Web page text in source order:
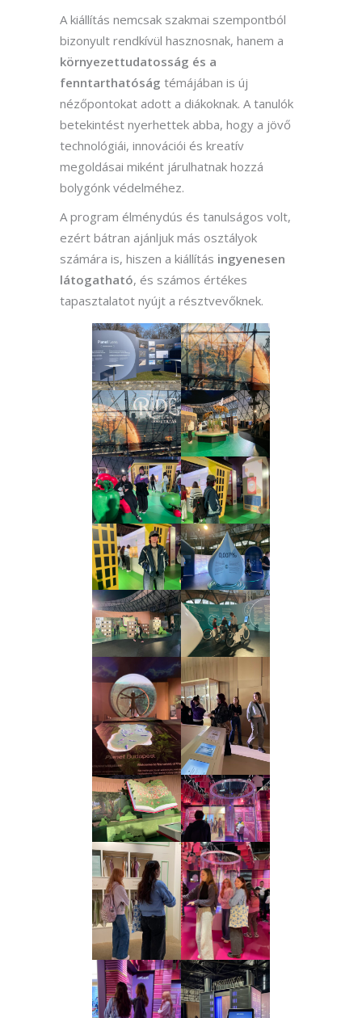
A kiállítás nemcsak szakmai szempontból
bizonyult rendkívül hasznosnak, hanem a
környezettudatosság és a
fenntarthatóság témájában is új
nézőpontokat adott a diákoknak. A tanulók
betekintést nyerhettek abba, hogy a jövő
technológiái, innovációi és kreatív
megoldásai miként járulhatnak hozzá
bolygónk védelméhez.
A program élménydús és tanulságos volt,
ezért bátran ajánljuk más osztályok
számára is, hiszen a kiállítás ingyenesen
látogatható, és számos értékes
tapasztalatot nyújt a résztvevőknek.